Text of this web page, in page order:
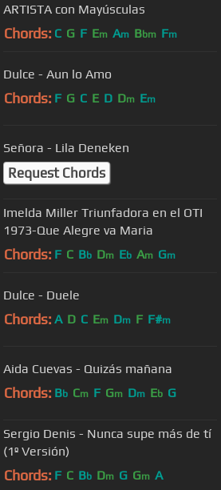
ARTISTA con Mayúsculas
Chords: C G F Em Am Bbm Fm
Dulce - Aun lo Amo
Chords: F G C E D Dm Em
Señora - Lila Deneken
Request Chords
Imelda Miller Triunfadora en el OTI
1973-Que Alegre va Maria
Chords: F C Bb Dm Eb Am Gm
Dulce - Duele
Chords: A D C Em Dm F F#m
Aida Cuevas - Quizás mañana
Chords: Bb Cm F Gm Dm Eb G
Sergio Denis - Nunca supe más de tí
(1º Versión)
Chords: F C Bb Dm G Gm A